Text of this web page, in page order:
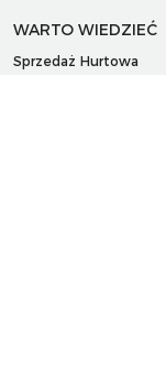
WARTO WIEDZIEĆ
Sprzedaż Hurtowa